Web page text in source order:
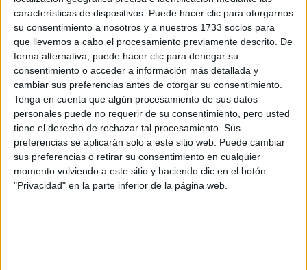
características de dispositivos. Puede hacer clic para otorgarnos
su consentimiento a nosotros y a nuestros 1733 socios para
que llevemos a cabo el procesamiento previamente descrito. De
forma alternativa, puede hacer clic para denegar su
consentimiento o acceder a información más detallada y
cambiar sus preferencias antes de otorgar su consentimiento.
Tenga en cuenta que algún procesamiento de sus datos
personales puede no requerir de su consentimiento, pero usted
tiene el derecho de rechazar tal procesamiento. Sus
preferencias se aplicarán solo a este sitio web. Puede cambiar
sus preferencias o retirar su consentimiento en cualquier
momento volviendo a este sitio y haciendo clic en el botón
"Privacidad" en la parte inferior de la página web.
Producto
Producto
Web pensada para poder ofrecer diferentes
productos propios y ajenos para que los
aficionados los puedan adquirir
Divulgación
Dossier
Webs
Comunicados